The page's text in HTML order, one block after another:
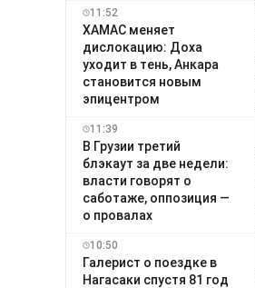
11:52
ХАМАС меняет
дислокацию: Доха
уходит в тень, Анкара
становится новым
эпицентром
11:39
В Грузии третий
блэкаут за две недели:
власти говорят о
саботаже, оппозиция —
о провалах
10:50
Галерист о поездке в
Нагасаки спустя 81 год